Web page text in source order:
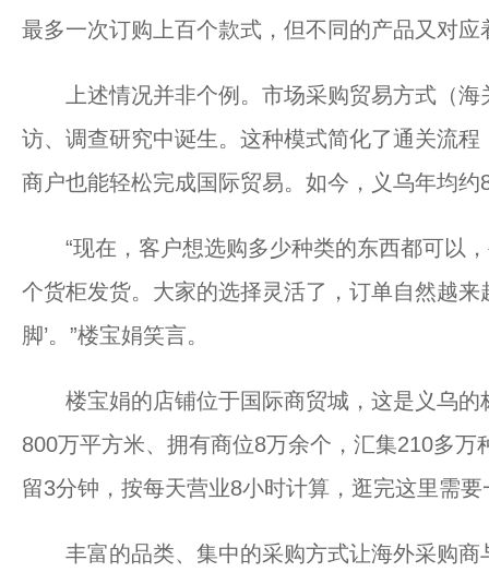
最多一次订购上百个款式，但不同的产品又对应
上述情况并非个例。市场采购贸易方式（海
访、调查研究中诞生。这种模式简化了通关流
商户也能轻松完成国际贸易。如今，义乌年均
“现在，客户想选购多少种类的东西都可以，
个货柜发货。大家的选择灵活了，订单自然越来
脚’。”楼宝娟笑言。
楼宝娟的店铺位于国际商贸城，这是义乌的
800万平方米、拥有商位8万余个，汇集210多
留3分钟，按每天营业8小时计算，逛完这里需
丰富的品类、集中的采购方式让海外采购商